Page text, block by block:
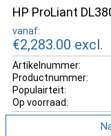
HP ProLiant
vanaf:
€2,283.00 excl.
Artikelnummer:
Productnummer:
Populairteit:
Op voorraad: